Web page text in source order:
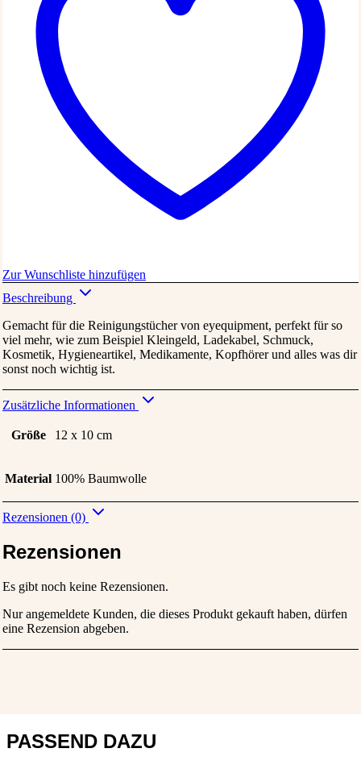
Zur Wunschliste hinzufügen
Beschreibung
Gemacht für die Reinigungstücher von eyequipment, perfekt für so
viel mehr, wie zum Beispiel Kleingeld, Ladekabel, Schmuck,
Kosmetik, Hygieneartikel, Medikamente, Kopfhörer und alles was dir
sonst noch wichtig ist.
Zusätzliche Informationen
Größe 12 x 10 cm
Material 100% Baumwolle
Rezensionen (0)
Rezensionen
Es gibt noch keine Rezensionen.
Nur angemeldete Kunden, die dieses Produkt gekauft haben, dürfen
eine Rezension abgeben.
PASSEND DAZU